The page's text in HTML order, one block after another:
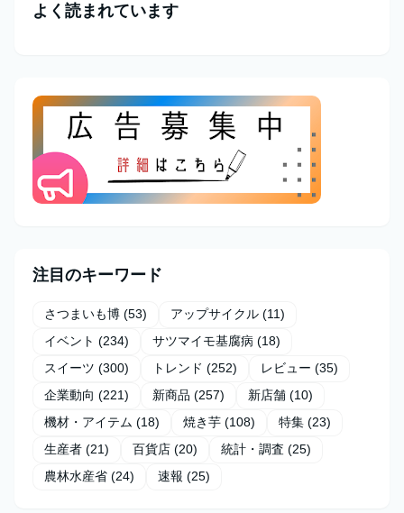
よく読まれています
注目のキーワード
さつまいも博 (53) アップサイクル (11)
イベント (234) サツマイモ基腐病 (18)
スイーツ (300) トレンド (252) レビュー (35)
企業動向 (221) 新商品 (257) 新店舗 (10)
機材・アイテム (18) 焼き芋 (108) 特集 (23)
生産者 (21) 百貨店 (20) 統計・調査 (25)
農林水産省 (24) 速報 (25)